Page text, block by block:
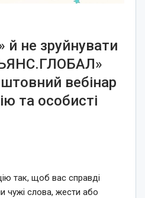
й не зруйнувати
вебінар
та особисті
так, щоб вас справді
чужі слова, жести або